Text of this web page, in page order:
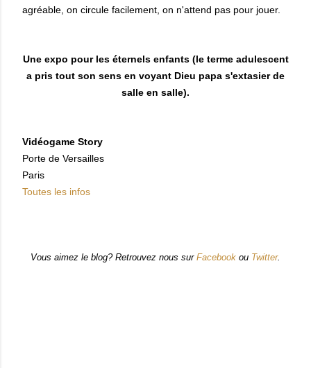
agréable, on circule facilement, on n'attend pas pour jouer.
Une expo pour les éternels enfants (le terme adulescent
a pris tout son sens en voyant Dieu papa s'extasier de
salle en salle).
Vidéogame Story
Porte de Versailles
Paris
Toutes les infos
Vous aimez le blog? Retrouvez nous sur Facebook ou Twitter.